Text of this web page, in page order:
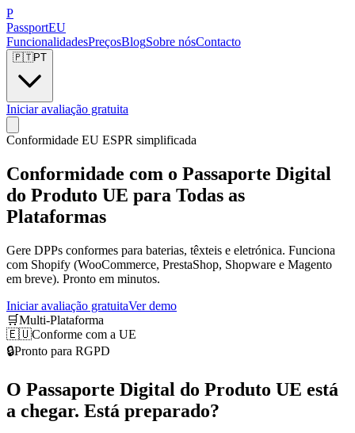
P
PassportEU
FuncionalidadesPreçosBlogSobre nósContacto
🇵🇹PT
Iniciar avaliação gratuita
Conformidade EU ESPR simplificada
Conformidade com o Passaporte Digital
do Produto UE para Todas as
Plataformas
Gere DPPs conformes para baterias, têxteis e eletrónica. Funciona
com Shopify (WooCommerce, PrestaShop, Shopware e Magento
em breve). Pronto em minutos.
Iniciar avaliação gratuitaVer demo
🛒Multi-Plataforma
🇪🇺Conforme com a UE
🔒Pronto para RGPD
O Passaporte Digital do Produto UE está
a chegar. Está preparado?